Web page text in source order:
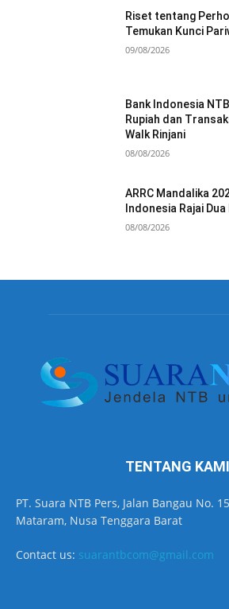
Riset tentang
Temukan Kunci
09/08/2026
Bank Indonesia
Rupiah dan
Walk Rinjani
08/08/2026
ARRC Mandalika
Indonesia Rajai
08/08/2026
TENTANG KAMI
PT. Suara NTB Pers, Jalan Bangau No.
Mataram, Nusa Tenggara Barat
Contact us: suarantbcom@gmail.com